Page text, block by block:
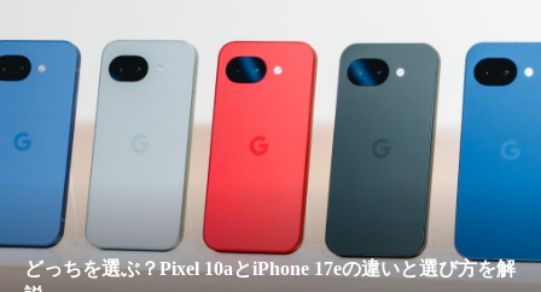
どっちを選ぶ？Pixel 10aとiPhone 17eの違いと選び方を解